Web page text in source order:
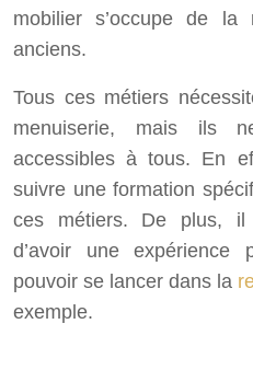
mobilier s’occupe de la
anciens.
Tous ces métiers
menuiserie, mais ils
accessibles à tous. En
suivre une formation
ces métiers. De plus, il
d’avoir une expérience
pouvoir se lancer dans la
exemple.